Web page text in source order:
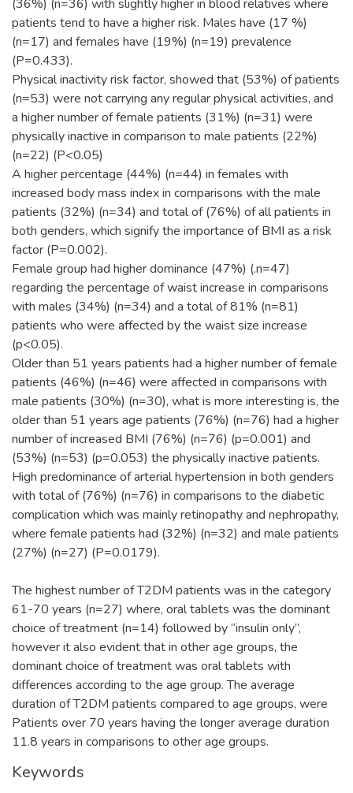
(36%) (n=36) with slightly higher in blood relatives where
patients tend to have a higher risk. Males have (17 %)
(n=17) and females have (19%) (n=19) prevalence
(P=0.433).
Physical inactivity risk factor, showed that (53%) of patients
(n=53) were not carrying any regular physical activities, and
a higher number of female patients (31%) (n=31) were
physically inactive in comparison to male patients (22%)
(n=22) (P<0.05)
A higher percentage (44%) (n=44) in females with
increased body mass index in comparisons with the male
patients (32%) (n=34) and total of (76%) of all patients in
both genders, which signify the importance of BMI as a risk
factor (P=0.002).
Female group had higher dominance (47%) (.n=47)
regarding the percentage of waist increase in comparisons
with males (34%) (n=34) and a total of 81% (n=81)
patients who were affected by the waist size increase
(p<0.05).
Older than 51 years patients had a higher number of female
patients (46%) (n=46) were affected in comparisons with
male patients (30%) (n=30), what is more interesting is, the
older than 51 years age patients (76%) (n=76) had a higher
number of increased BMI (76%) (n=76) (p=0.001) and
(53%) (n=53) (p=0.053) the physically inactive patients.
High predominance of arterial hypertension in both genders
with total of (76%) (n=76) in comparisons to the diabetic
complication which was mainly retinopathy and nephropathy,
where female patients had (32%) (n=32) and male patients
(27%) (n=27) (P=0.0179).
The highest number of T2DM patients was in the category
61-70 years (n=27) where, oral tablets was the dominant
choice of treatment (n=14) followed by “insulin only”,
however it also evident that in other age groups, the
dominant choice of treatment was oral tablets with
differences according to the age group. The average
duration of T2DM patients compared to age groups, were
Patients over 70 years having the longer average duration
11.8 years in comparisons to other age groups.
Keywords